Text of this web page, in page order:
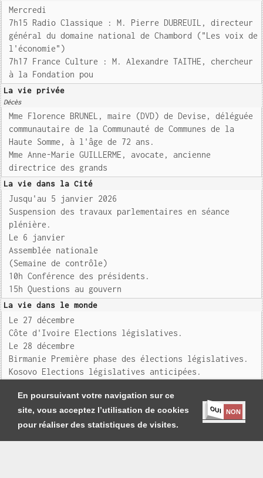
En poursuivant votre navigation sur ce
site, vous acceptez l’utilisation de cookies
pour réaliser des statistiques de visites.
OUI NON
Mercredi
7h15 Radio Classique : M. Pierre DUBREUIL, directeur
général du domaine national de Chambord ("Les voix de
l'économie")
7h17 France Culture : M. Alexandre TAITHE, chercheur
à la Fondation pou
La vie privée
Décès
Mme Florence BRUNEL, maire (DVD) de Devise, déléguée
communautaire de la Communauté de Communes de la
Haute Somme, à l'âge de 72 ans.
Mme Anne-Marie GUILLERME, avocate, ancienne
directrice des grands
La vie dans la Cité
Jusqu'au 5 janvier 2026
Suspension des travaux parlementaires en séance
plénière.
Le 6 janvier
Assemblée nationale
(Semaine de contrôle)
10h Conférence des présidents.
15h Questions au gouvern
La vie dans le monde
Le 27 décembre
Côte d'Ivoire Elections législatives.
Le 28 décembre
Birmanie Première phase des élections législatives.
Kosovo Elections législatives anticipées.